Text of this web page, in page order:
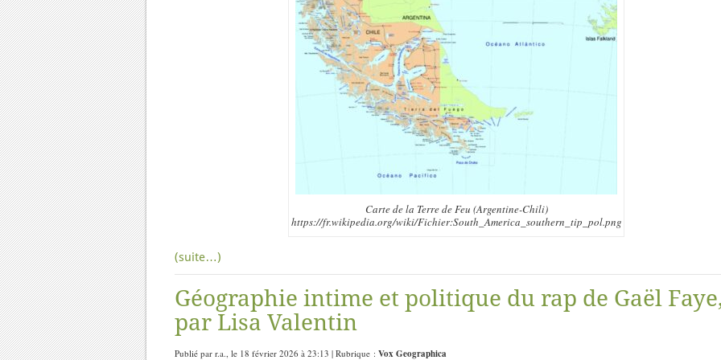
Carte de la Terre de Feu (Argentine-Chili)
https://fr.wikipedia.org/wiki/Fichier:South_America_southern_tip_pol.png
(suite…)
Géographie intime et politique du rap de Gaël
par Lisa Valentin
Publié par r.a., le 18 février 2026 à 23:13 | Rubrique : Vox Geographica